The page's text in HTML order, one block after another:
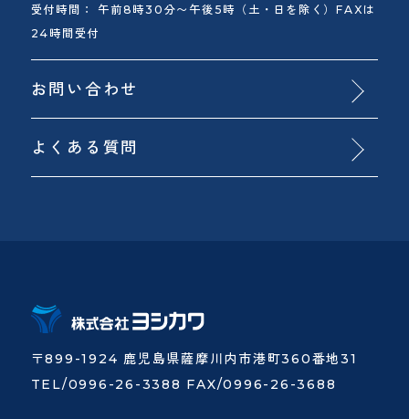
受付時間： 午前8時30分〜午後5時（土・日を除く）FAXは
24時間受付
お問い合わせ
よくある質問
〒899-1924 鹿児島県薩摩川内市港町360番地31
TEL/0996-26-3388 FAX/0996-26-3688